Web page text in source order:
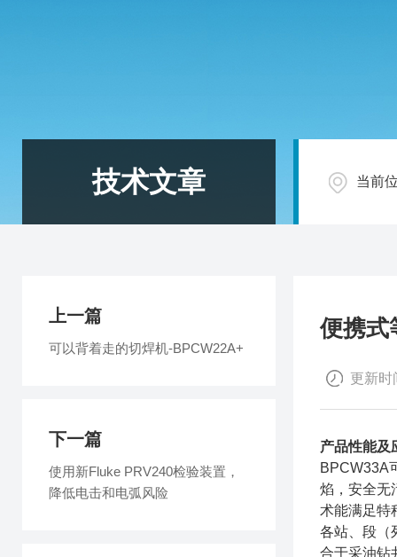
技术文章 当前
便携式
更新时
产品性能及
BPCW33A
焰，安全无
术能满足特
各站、段（
合于采油钻
上一篇
可以背着走的切焊机-BPCW22A+
下一篇
使用新Fluke PRV240检验装置，
降低电击和电弧风险